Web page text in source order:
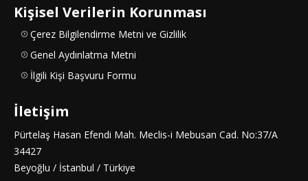
Kişisel Verilerin Korunması
Çerez Bilgilendirme Metni ve Gizlilik
Genel Aydınlatma Metni
İlgili Kişi Başvuru Formu
İletişim
Pürtelaş Hasan Efendi Mah. Meclis-i Mebusan Cad. No:37/A
34427
Beyoğlu / İstanbul / Türkiye